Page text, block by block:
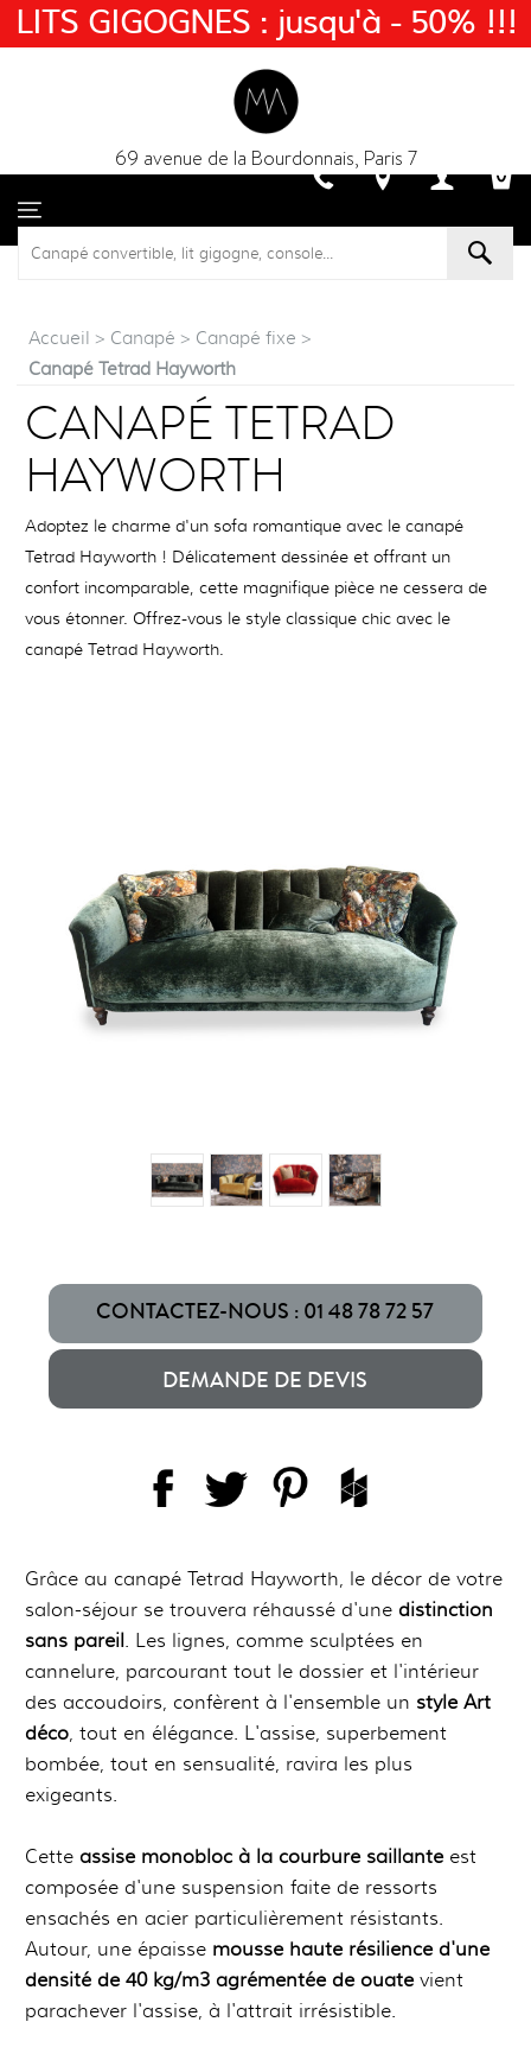
69 avenue de la Bourdonnais, Paris 7
Accueil > Canapé > Canapé fixe >
Canapé Tetrad Hayworth
CANAPÉ TETRAD
HAYWORTH
Adoptez le charme d'un sofa romantique avec le canapé
Tetrad Hayworth ! Délicatement dessinée et offrant un
confort incomparable, cette magnifique pièce ne cessera de
vous étonner. Offrez-vous le style classique chic avec le
canapé Tetrad Hayworth.
CONTACTEZ-NOUS : 01 48 78 72 57
DEMANDE DE DEVIS
Grâce au canapé Tetrad Hayworth, le décor de votre
salon-séjour se trouvera réhaussé d'une distinction
sans pareil. Les lignes, comme sculptées en
cannelure, parcourant tout le dossier et l'intérieur
des accoudoirs, confèrent à l'ensemble un style Art
déco, tout en élégance. L'assise, superbement
bombée, tout en sensualité, ravira les plus
exigeants.
Cette assise monobloc à la courbure saillanteest
composée d'une suspension faite de ressorts
ensachés en acier particulièrement résistants.
Autour, une épaisse mousse haute résilience d'une
densité de 40 kg/m3 agrémentée de ouatevient
parachever l'assise, à l'attrait irrésistible.
LITS GIGOGNES : jusqu'à - 50% !!!